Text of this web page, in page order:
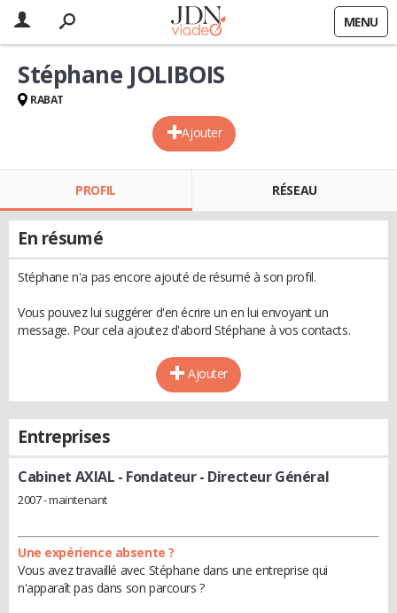
MENU
Ajouter
Stéphane JOLIBOIS
RABAT
PROFIL RÉSEAU
En résumé
Stéphane n'a pas encore ajouté de résumé à son profil.
Vous pouvez lui suggérer d'en écrire un en lui envoyant un
message. Pour cela ajoutez d'abord Stéphane à vos contacts.
Ajouter
Entreprises
Cabinet AXIAL - Fondateur - Directeur Général
2007 - maintenant
Une expérience absente ?
Vous avez travaillé avec Stéphane dans une entreprise qui
n'apparaît pas dans son parcours ?